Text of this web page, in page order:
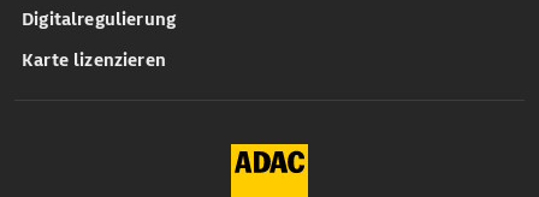
Digitalregulierung
Karte lizenzieren